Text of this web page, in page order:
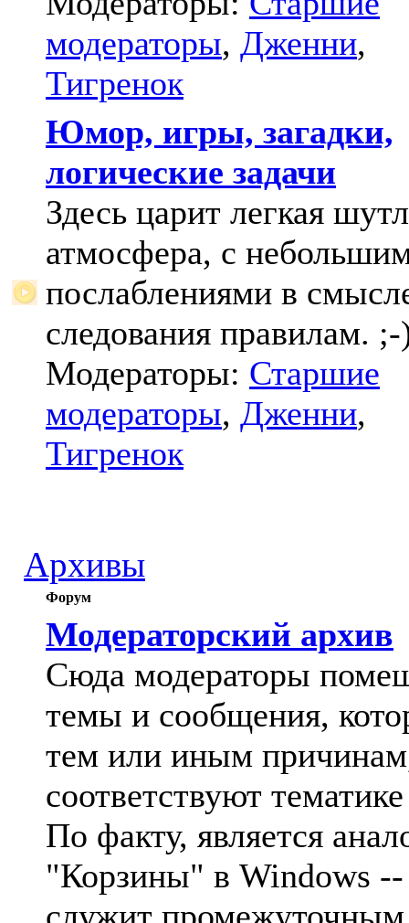
модераторы, Дженни,
Тигренок
Юмор, игры, загадки,
логические задачи
Здесь царит легкая
атмосфера, с
послаблениями в
следования правилам.
Модераторы: Старшие
модераторы, Дженни,
Тигренок
Архивы
Форум
Модераторский архив
Сюда модераторы
темы и сообщения,
тем или иным
соответствуют
По факту, является
"Корзины" в Windows --